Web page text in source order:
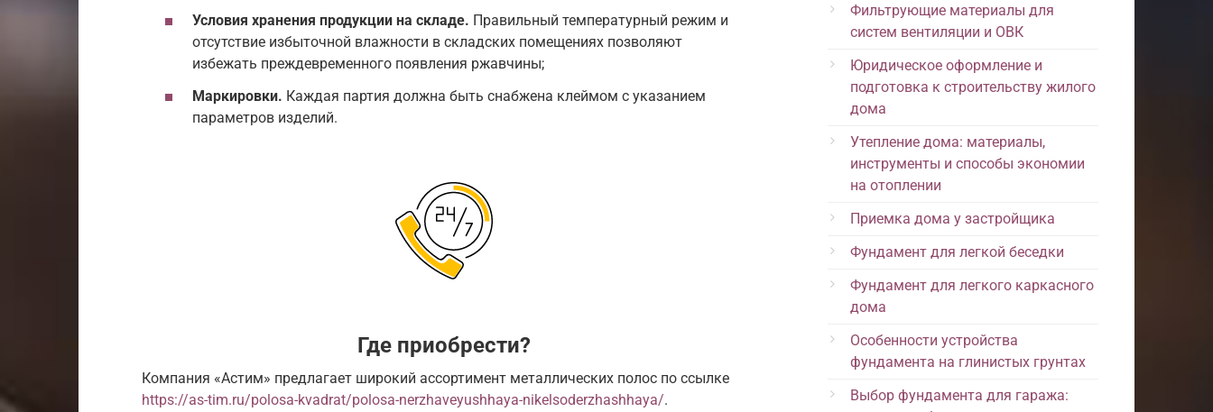
Условия хранения продукции на складе. Правильный температурный режим и
отсутствие избыточной влажности в складских помещениях позволяют
избежать преждевременного появления ржавчины;
Маркировки. Каждая партия должна быть снабжена клеймом с указанием
параметров изделий.
Где приобрести?
Компания «Астим» предлагает широкий ассортимент металлических полос по ссылке
https://as-tim.ru/polosa-kvadrat/polosa-nerzhaveyushhaya-nikelsoderzhashhaya/.
Фильтрующие материалы для
систем вентиляции и ОВК
Юридическое оформление и
подготовка к строительству жилого
дома
Утепление дома: материалы,
инструменты и способы экономии
на отоплении
Приемка дома у застройщика
Фундамент для легкой беседки
Фундамент для легкого каркасного
дома
Особенности устройства
фундамента на глинистых грунтах
Выбор фундамента для гаража: